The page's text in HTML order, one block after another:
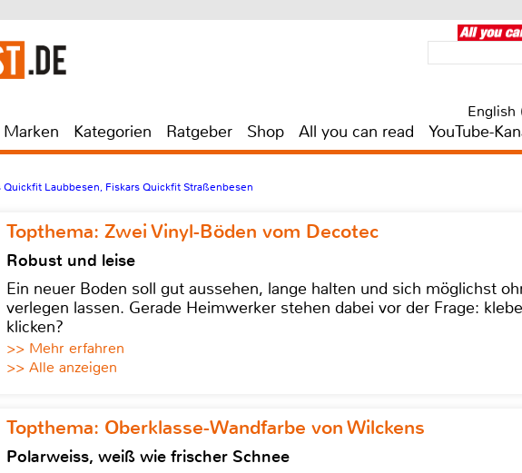
English
Marken Kategorien Ratgeber Shop All you can read YouTube-
Quickfit Laubbesen, Fiskars Quickfit Straßenbesen
Topthema: Zwei Vinyl-Böden vom Decotec
Robust und leise
Ein neuer Boden soll gut aussehen, lange halten und sich möglichst
verlegen lassen. Gerade Heimwerker stehen dabei vor der Frage:
klicken?
>> Mehr erfahren
>> Alle anzeigen
Topthema: Oberklasse-Wandfarbe von Wilckens
Polarweiss, weiß wie frischer Schnee